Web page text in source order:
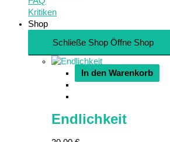
Kritiken
Shop
Schließe Shop Öffne Shop
In den Warenkorb
Endlichkeit